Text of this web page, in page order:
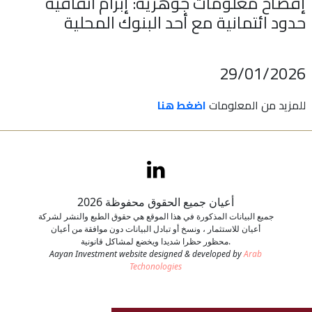
حدود ائتمانية مع أحد البنوك المحلية
29/01/2026
للمزيد من المعلوماتاضغط هنا
أعيان جميع الحقوق محفوظة 2026
جميع البيانات المذكورة في هذا الموقع هي حقوق الطبع والنشر لشركة
أعيان للاستثمار ، ونسخ أو تبادل البيانات دون موافقة من أعيان
محظور حظرا شديدا ويخضع لمشاكل قانونية.
Aayan Investment website designed & developed byArab
Techonologies
اتصل بنا
طلب وظيفة